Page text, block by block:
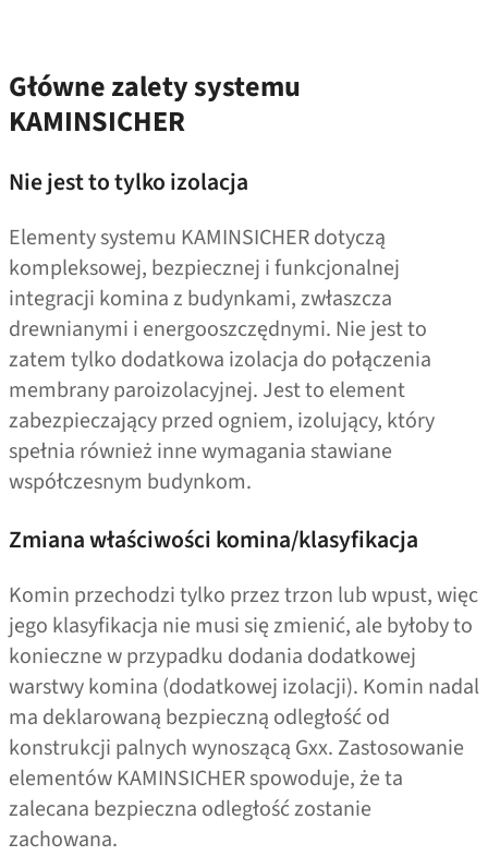
Główne zalety systemu
KAMINSICHER
Nie jest to tylko izolacja
Elementy systemu KAMINSICHER dotyczą
kompleksowej, bezpiecznej i funkcjonalnej
integracji komina z budynkami, zwłaszcza
drewnianymi i energooszczędnymi. Nie jest to
zatem tylko dodatkowa izolacja do połączenia
membrany paroizolacyjnej. Jest to element
zabezpieczający przed ogniem, izolujący, który
spełnia również inne wymagania stawiane
współczesnym budynkom.
Zmiana właściwości komina/​​klasyfikacja
Komin przechodzi tylko przez trzon lub wpust, więc
jego klasyfikacja nie musi się zmienić, ale byłoby to
konieczne w przypadku dodania dodatkowej
warstwy komina (dodatkowej izolacji). Komin nadal
ma deklarowaną bezpieczną odległość od
konstrukcji palnych wynoszącą Gxx. Zastosowanie
elementów KAMINSICHER spowoduje, że ta
zalecana bezpieczna odległość zostanie
zachowana.